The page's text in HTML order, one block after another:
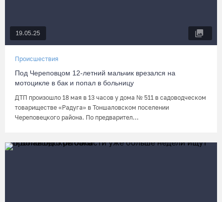
19.05.25
Происшествия
Под Череповцом 12-летний мальчик врезался на
мотоцикле в бак и попал в больницу
ДТП произошло 18 мая в 13 часов у дома № 511 в садоводческом
товариществе «Радуга» в Тоншаловском поселении
Череповецкого района. По предварител...